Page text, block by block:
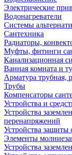
Электрические
Водонагреватели
Системы
Сантехника
Радиаторы,
Муфты, фитинги
Канализационная
Ванная комната и
Арматура трубная,
Трубы
Компенсаторы
Устройства и
Устройства
перенапряжений
Устройства защиты
Элементы
Устройства